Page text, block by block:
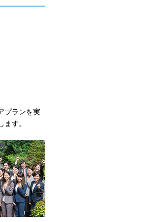
プランを実
す。